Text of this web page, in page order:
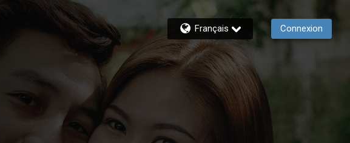
Français Connexion